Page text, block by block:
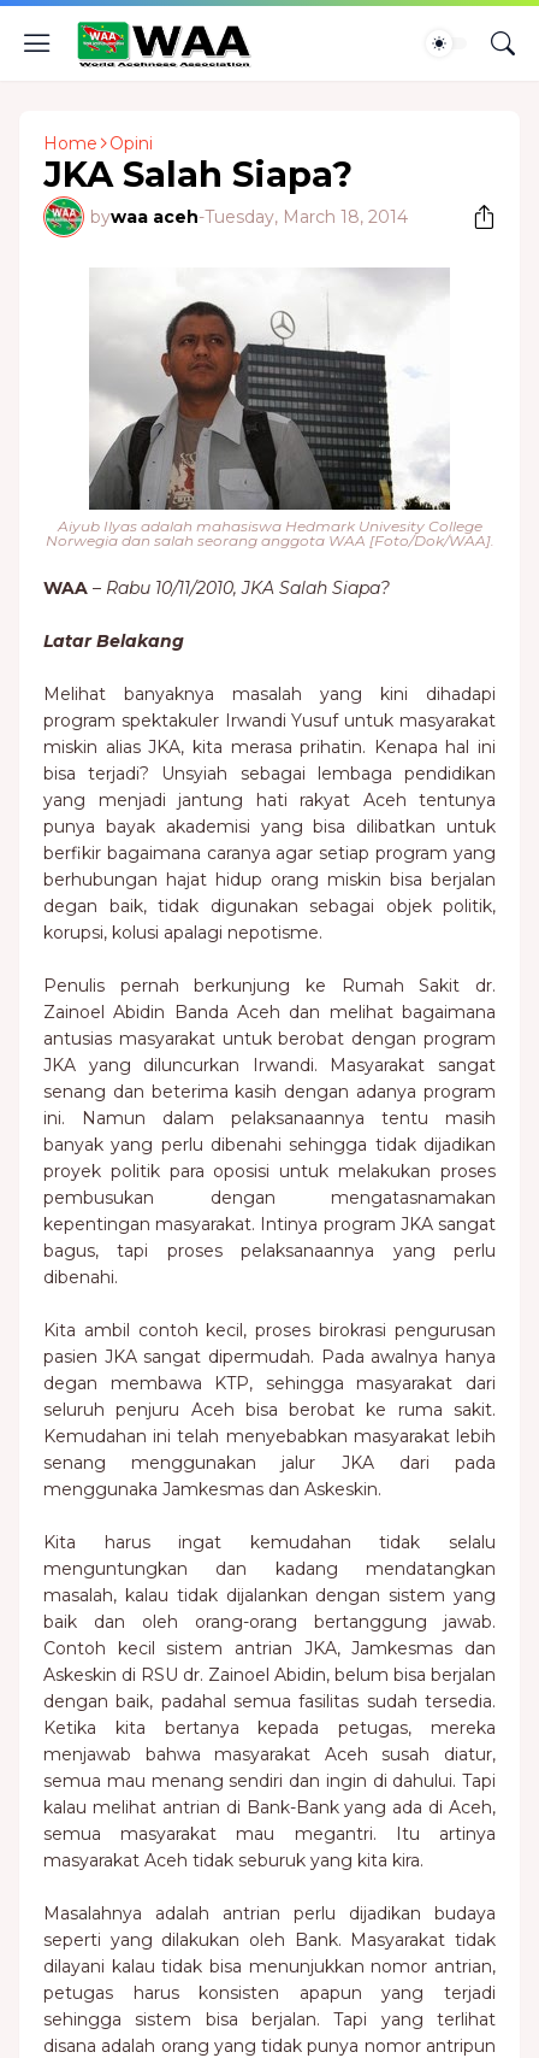
Home Opini
JKA Salah Siapa?
bywaa aceh-Tuesday, March 18, 2014
Aiyub Ilyas adalah mahasiswa Hedmark Univesity College
Norwegia dan salah seorang anggota WAA [Foto/Dok/WAA].
WAA – Rabu 10/11/2010, JKA Salah Siapa?
Latar Belakang
Melihat banyaknya masalah yang kini dihadapi
program spektakuler Irwandi Yusuf untuk masyarakat
miskin alias JKA, kita merasa prihatin. Kenapa hal ini
bisa terjadi? Unsyiah sebagai lembaga pendidikan
yang menjadi jantung hati rakyat Aceh tentunya
punya bayak akademisi yang bisa dilibatkan untuk
berfikir bagaimana caranya agar setiap program yang
berhubungan hajat hidup orang miskin bisa berjalan
degan baik, tidak digunakan sebagai objek politik,
korupsi, kolusi apalagi nepotisme.
Penulis pernah berkunjung ke Rumah Sakit dr.
Zainoel Abidin Banda Aceh dan melihat bagaimana
antusias masyarakat untuk berobat dengan program
JKA yang diluncurkan Irwandi. Masyarakat sangat
senang dan beterima kasih dengan adanya program
ini. Namun dalam pelaksanaannya tentu masih
banyak yang perlu dibenahi sehingga tidak dijadikan
proyek politik para oposisi untuk melakukan proses
pembusukan dengan mengatasnamakan
kepentingan masyarakat. Intinya program JKA sangat
bagus, tapi proses pelaksanaannya yang perlu
dibenahi.
Kita ambil contoh kecil, proses birokrasi pengurusan
pasien JKA sangat dipermudah. Pada awalnya hanya
degan membawa KTP, sehingga masyarakat dari
seluruh penjuru Aceh bisa berobat ke ruma sakit.
Kemudahan ini telah menyebabkan masyarakat lebih
senang menggunakan jalur JKA dari pada
menggunaka Jamkesmas dan Askeskin.
Kita harus ingat kemudahan tidak selalu
menguntungkan dan kadang mendatangkan
masalah, kalau tidak dijalankan dengan sistem yang
baik dan oleh orang-orang bertanggung jawab.
Contoh kecil sistem antrian JKA, Jamkesmas dan
Askeskin di RSU dr. Zainoel Abidin, belum bisa berjalan
dengan baik, padahal semua fasilitas sudah tersedia.
Ketika kita bertanya kepada petugas, mereka
menjawab bahwa masyarakat Aceh susah diatur,
semua mau menang sendiri dan ingin di dahului. Tapi
kalau melihat antrian di Bank-Bank yang ada di Aceh,
semua masyarakat mau megantri. Itu artinya
masyarakat Aceh tidak seburuk yang kita kira.
Masalahnya adalah antrian perlu dijadikan budaya
seperti yang dilakukan oleh Bank. Masyarakat tidak
dilayani kalau tidak bisa menunjukkan nomor antrian,
petugas harus konsisten apapun yang terjadi
sehingga sistem bisa berjalan. Tapi yang terlihat
disana adalah orang yang tidak punya nomor antripun